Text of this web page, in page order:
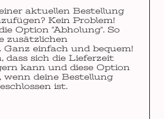
aktuellen Bestellung
Kein Problem!
Option "Abholung". So
zusätzlichen
Ganz einfach und bequem!
dass sich die Lieferzeit
kann und diese Option
wenn deine Bestellung
ist.